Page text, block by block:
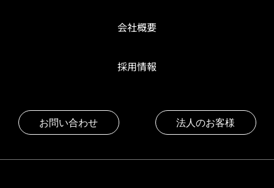
会社概要
採用情報
お問い合わせ 法人のお客様